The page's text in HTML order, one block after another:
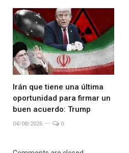
Irán que tiene una última
oportunidad para firmar un
buen acuerdo: Trump
04/08/2026 0